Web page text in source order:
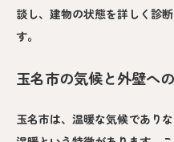
談し、建物の状態を詳しく診
す。
玉名市の気候と外壁へ
玉名市は、温暖な気候であり